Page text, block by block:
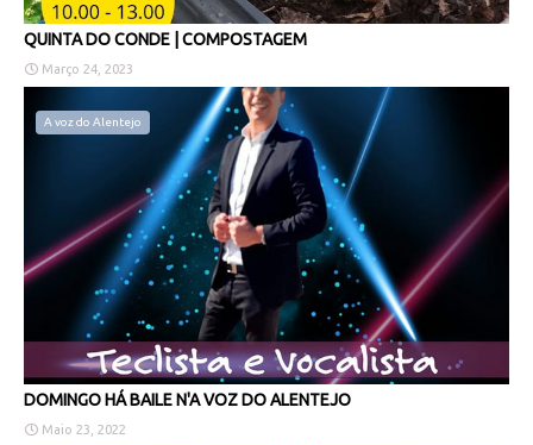
QUINTA DO CONDE | COMPOSTAGEM
Março 24, 2023
A voz do Alentejo
DOMINGO HÁ BAILE N'A VOZ DO ALENTEJO
Maio 23, 2022